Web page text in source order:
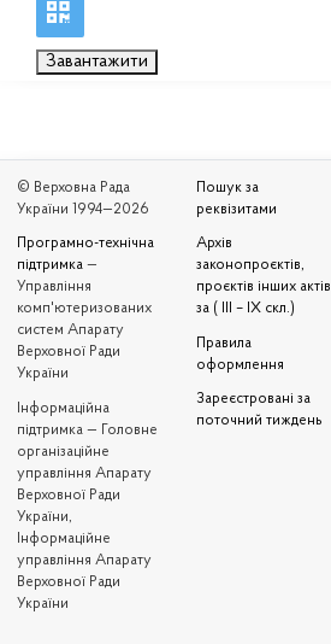
Завантажити
© Верховна Рада
України 1994—2026
Програмно-технічна
підтримка —
Управління
комп'ютеризованих
систем Апарату
Верховної Ради
України
Iнформаційна
підтримка — Головне
організаційне
управління Апарату
Верховної Ради
України,
Інформаційне
управління Апарату
Верховної Ради
України
Пошук за
реквізитами
Архів
законопроєктів,
проєктів інших актів
за ( III – IX скл.)
Правила
оформлення
Зареєстровані за
поточний тиждень